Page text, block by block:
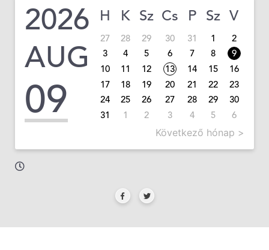
2026
AUG
09
H K Sz Cs P Sz V
27 28 29 30 31 1
2
3
4 5 6 7 8
9
10
11 12 13 14 15
16
17
18 19 20 21 22
23
24
25 26 27 28 29
30
31
1 2 3 4 5 6
Következő hónap >